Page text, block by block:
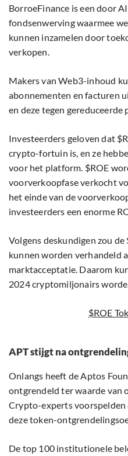
BorroeFinance is een door
fondsenwerving waarmee
kunnen inzamelen door
verkopen.
Makers van Web3-inhoud
abonnementen en facturen
en deze tegen gereduceerde
Investeerders geloven dat
crypto-fortuin is, en ze
voor het platform. $ROE
voorverkoopfase verkocht
het einde van de
investeerders een enorme
Volgens deskundigen zou
kunnen worden verhandeld
marktacceptatie. Daarom
2024 cryptomiljonairs
$ROE
APT stijgt na
Onlangs heeft de Aptos
ontgrendeld ter waarde van
Crypto-experts voorspelden
deze token-
De top 100 institutionele